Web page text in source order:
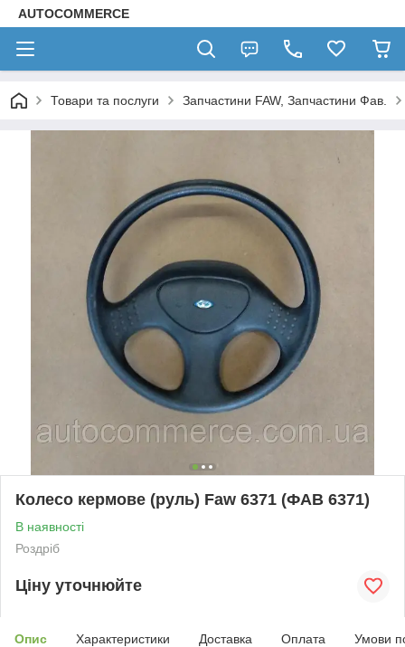
AUTOCOMMERCE
Товари та послуги Запчастини FAW, Запчастини Фав.
Колесо кермове (руль) Faw 6371 (ФАВ 6371)
В наявності
Роздріб
Ціну уточнюйте
Опис Характеристики Доставка Оплата Умови